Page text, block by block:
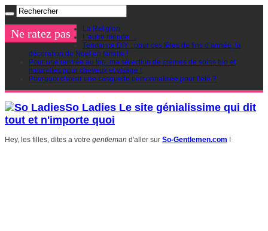
Ne ratez pas
La Religion
L’autre monde…
Tendance DIY : pour ces fêtes de fins d’année, la
décoration de Noel en famille !
Pour une rentrée au top, ma sélection de crèmes de soins bio et
naturelles pour cheveux et visage !
Pourquoi choisir une casquette personnalisée pour l’été ?
So Ladies Le site génialissime qui dit
tout et n'importe quoi
Hey, les filles, dites a votre gentleman d'aller sur So-Gentlemen.com !